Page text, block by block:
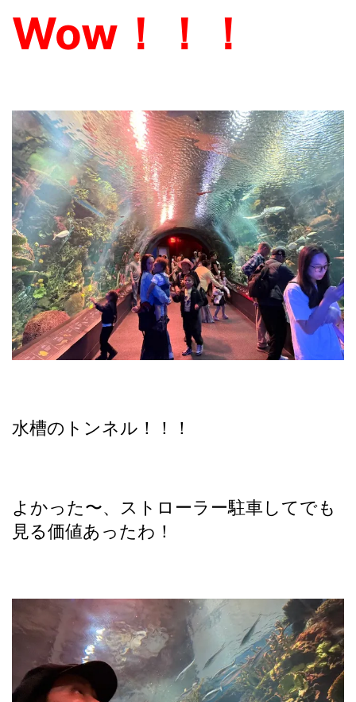
Wow！！！
水槽のトンネル！！！
よかった〜、ストローラー駐車してでも
見る価値あったわ！